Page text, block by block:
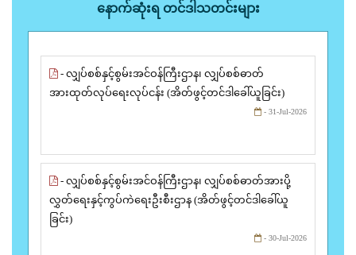
နောက်ဆုံးရ တင်ဒါသတင်းများ
- လျှပ်စစ်နှင့်စွမ်းအင်ဝန်ကြီးဌာန၊ လျှပ်စစ်ဓာတ်
အားထုတ်လုပ်ရေးလုပ်ငန်း (အိတ်ဖွင့်တင်ဒါခေါ်ယူခြင်း)
- 31-Jul-2026
- လျှပ်စစ်နှင့်စွမ်းအင်ဝန်ကြီးဌာန၊ လျှပ်စစ်ဓာတ်အားပို့
လွှတ်ရေးနှင့်ကွပ်ကဲရေးဦးစီးဌာန (အိတ်ဖွင့်တင်ဒါခေါ်ယူ
ခြင်း)
- 30-Jul-2026